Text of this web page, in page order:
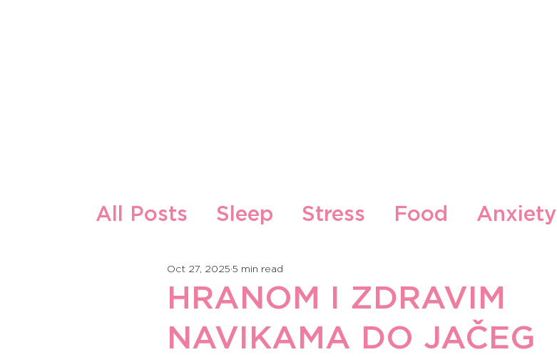
All Posts Sleep Stress Food Anxiety
Zdrava ishrana i recepti
HRANOM I ZDRAVIM
NAVIKAMA DO JAČEG
Oct 27, 2025 5 min read